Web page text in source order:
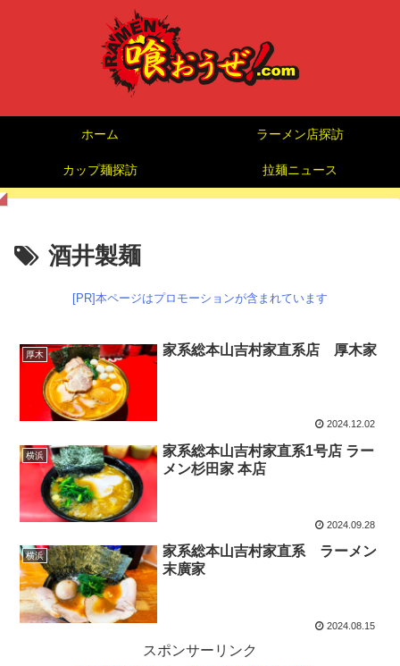
ホーム ラーメン店探訪
カップ麺探訪 拉麺ニュース
酒井製麺
[PR]本ページはプロモーションが含まれています
厚木 家系総本山吉村家直系店 厚木家
2024.12.02
横浜
家系総本山吉村家直系1号店 ラー
メン杉田家 本店
2024.09.28
横浜
家系総本山吉村家直系 ラーメン
末廣家
2024.08.15
スポンサーリンク